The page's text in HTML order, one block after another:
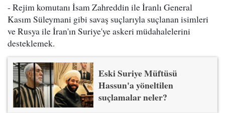
- Rejim komutanı İsam Zahreddin ile İranlı General
Kasım Süleymani gibi savaş suçlarıyla suçlanan isimleri
ve Rusya ile İran'ın Suriye'ye askeri müdahalelerini
desteklemek.
Eski Suriye Müftüsü
Hassun'a yöneltilen
suçlamalar neler?